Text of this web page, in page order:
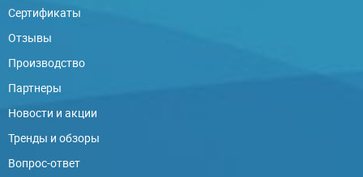
Сертификаты
Отзывы
Производство
Партнеры
Новости и акции
Тренды и обзоры
Вопрос-ответ